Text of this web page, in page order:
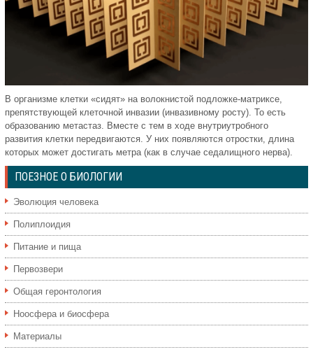
В организме клетки «сидят» на волокнистой подложке-матриксе,
препятствующей клеточной инвазии (инвазивному росту). То есть
образованию метастаз. Вместе с тем в ходе внутриутробного
развития клетки передвигаются. У них появляются отростки, длина
которых может достигать метра (как в случае седалищного нерва).
ПОЕЗНОЕ О БИОЛОГИИ
Эволюция человека
Полиплоидия
Питание и пища
Первозвери
Общая геронтология
Ноосфера и биосфера
Материалы